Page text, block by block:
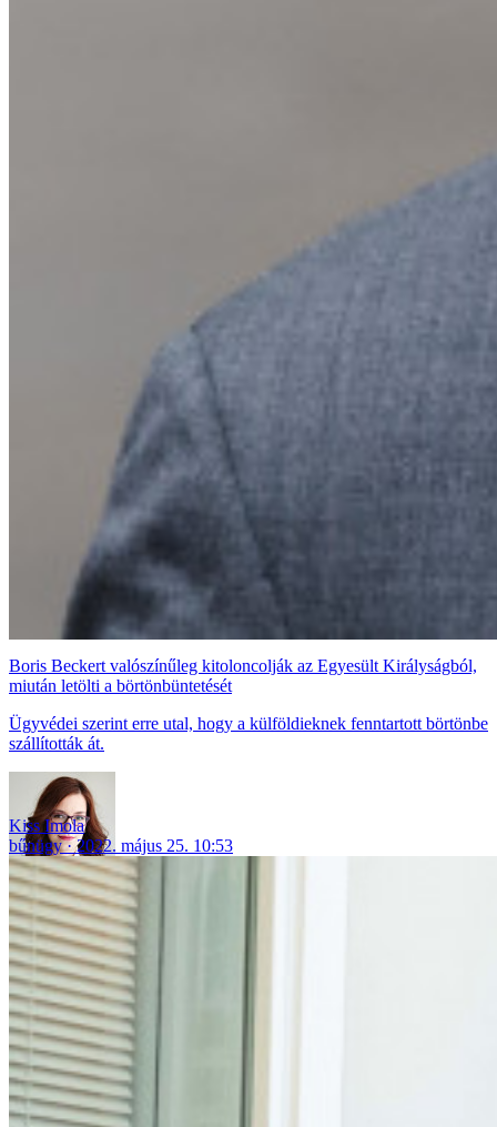
Boris Beckert valószínűleg kitoloncolják az Egyesült Királyságból,
miután letölti a börtönbüntetését
Ügyvédei szerint erre utal, hogy a külföldieknek fenntartott börtönbe
szállították át.
Kiss Imola
bűnügy
2022. május 25. 10:53